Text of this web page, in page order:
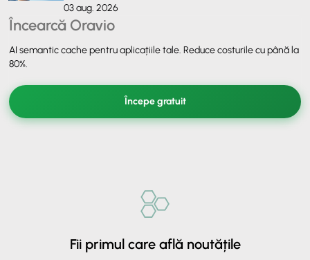
03 aug. 2026
Încearcă Oravio
AI semantic cache pentru aplicațiile tale. Reduce costurile cu până la
80%.
Începe gratuit
Fii primul care află noutățile